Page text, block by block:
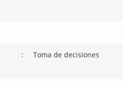
: Toma de decisiones